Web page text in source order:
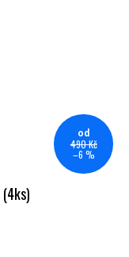
od
490 Kč
–6 %